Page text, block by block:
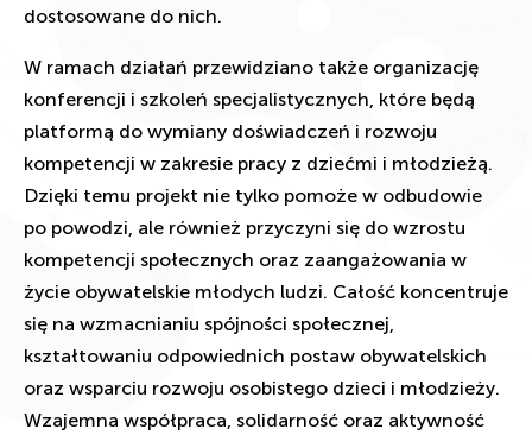
dostosowane do nich.
W ramach działań przewidziano także organizację
konferencji i szkoleń specjalistycznych, które będą
platformą do wymiany doświadczeń i rozwoju
kompetencji w zakresie pracy z dziećmi i młodzieżą.
Dzięki temu projekt nie tylko pomoże w odbudowie
po powodzi, ale również przyczyni się do wzrostu
kompetencji społecznych oraz zaangażowania w
życie obywatelskie młodych ludzi. Całość koncentruje
się na wzmacnianiu spójności społecznej,
kształtowaniu odpowiednich postaw obywatelskich
oraz wsparciu rozwoju osobistego dzieci i młodzieży.
Wzajemna współpraca, solidarność oraz aktywność